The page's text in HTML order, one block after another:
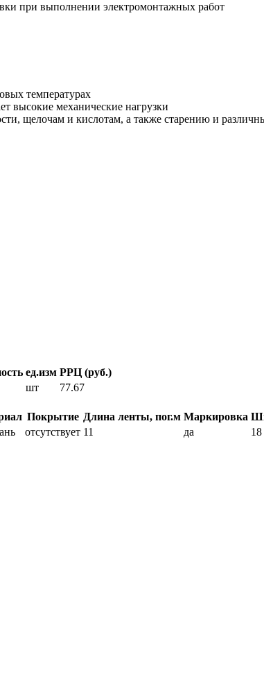
при выполнении электромонтажных работ
температурах
высокие механические нагрузки
щелочам и кислотам, а также старению и
ед.изм РРЦ (руб.)
шт
77.67
Покрытие Длина ленты, пог.м Маркировка
отсутствует 11 да 18